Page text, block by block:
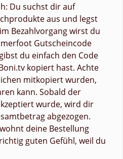
Du suchst dir auf
aus und legst
Bezahlvorgang wirst du
Gutscheincode
du einfach den Code
kopiert hast. Achte
mitkopiert wurden,
kann. Sobald der
wurde, wird dir
abgezogen.
deine Bestellung
guten Gefühl, weil du